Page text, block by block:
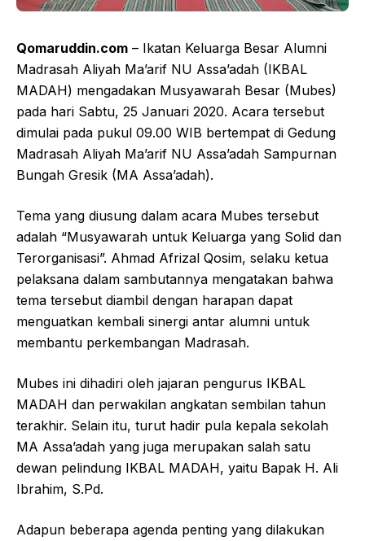
Qomaruddin.com – Ikatan Keluarga Besar Alumni
Madrasah Aliyah Ma’arif NU Assa’adah (IKBAL
MADAH) mengadakan Musyawarah Besar (Mubes)
pada hari Sabtu, 25 Januari 2020. Acara tersebut
dimulai pada pukul 09.00 WIB bertempat di Gedung
Madrasah Aliyah Ma’arif NU Assa’adah Sampurnan
Bungah Gresik (MA Assa’adah).
Tema yang diusung dalam acara Mubes tersebut
adalah “Musyawarah untuk Keluarga yang Solid dan
Terorganisasi”. Ahmad Afrizal Qosim, selaku ketua
pelaksana dalam sambutannya mengatakan bahwa
tema tersebut diambil dengan harapan dapat
menguatkan kembali sinergi antar alumni untuk
membantu perkembangan Madrasah.
Mubes ini dihadiri oleh jajaran pengurus IKBAL
MADAH dan perwakilan angkatan sembilan tahun
terakhir. Selain itu, turut hadir pula kepala sekolah
MA Assa’adah yang juga merupakan salah satu
dewan pelindung IKBAL MADAH, yaitu Bapak H. Ali
Ibrahim, S.Pd.
Adapun beberapa agenda penting yang dilakukan